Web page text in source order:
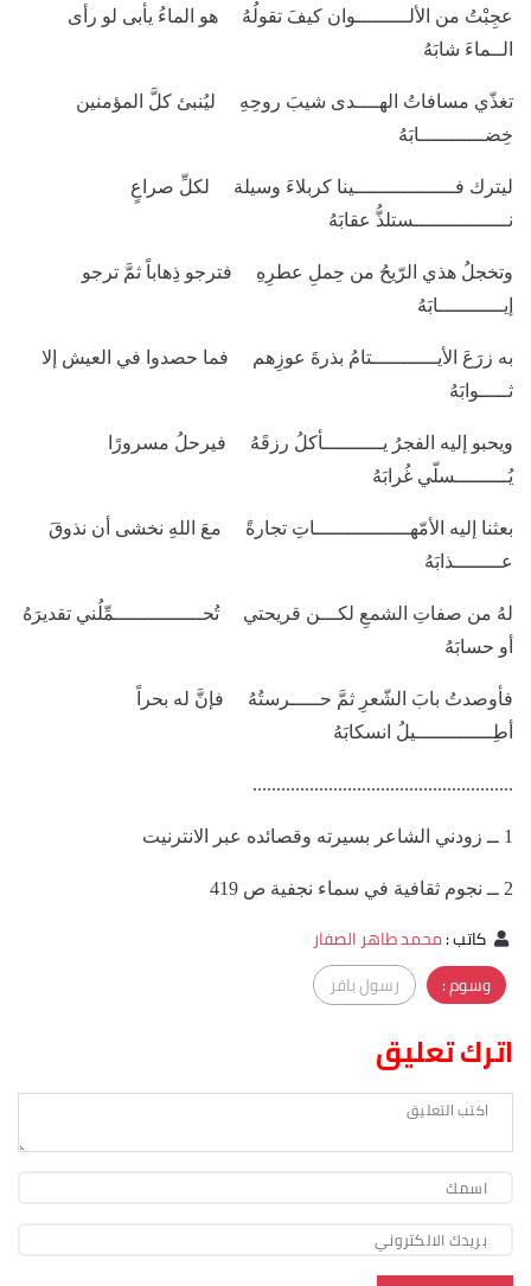
عجِبْتُ من الألـــــــــوان كيفَ تقولُهُ هو الماءُ يأبى لو رأى
الــماءَ شابَهُ
تغذّي مسافاتُ الهــــدى شيبَ روحِهِ ليُنبئ كلَّ المؤمنين
خِضـــــــــــابَهُ
ليترك فـــــــــــــــــينا كربلاءَ وسيلة لكلِّ صراعٍ
نــــــــــــــــستلذُّ عقابَهُ
وتخجلُ هذي الرّيحُ من حِملِ عطرِهِ فترجو ذِهاباً ثمَّ ترجو
إيـــــــــــابَهُ
به زرَعَ الأيـــــــــــتامُ بذرةَ عوزِهم فما حصدوا في العيش إلا
ثـــــوابَهُ
ويحبو إليه الفجرُ يــــــــــأكلُ رزقَهُ فيرحلُ مسرورًا
يُـــــــــسلّي غُرابَهُ
بعثنا إليه الأمّهــــــــــــــــاتِ تجارةً معَ اللهِ نخشى أن نذوقَ
عــــــــذابَهُ
لهُ من صفاتِ الشمعِ لكـــن قريحتي تُحـــــــــــــــمِّلُني تقديرَهُ
أو حسابَهُ
فأوصدتُ بابَ الشّعرِ ثمَّ حـــــرستُهُ فإنَّ له بحراً
أطِـــــــــــــيلُ انسكابَهُ
.......................................................
1 ــ زودني الشاعر بسيرته وقصائده عبر الانترنيت
2 ــ نجوم ثقافية في سماء نجفية ص 419
كاتب:محمد طاهر الصفار
وسوم :
رسول باقر
اترك تعليق